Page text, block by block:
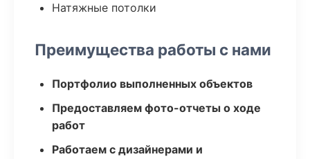
Натяжные потолки
Преимущества работы с нами
Портфолио выполненных объектов
Предоставляем фото-отчеты о ходе
работ
Работаем с дизайнерами и